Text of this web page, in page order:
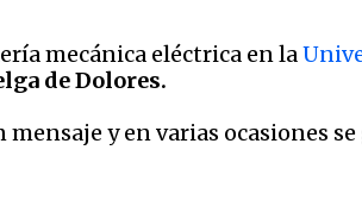
mecánica eléctrica en la
de Dolores.
y en varias ocasiones